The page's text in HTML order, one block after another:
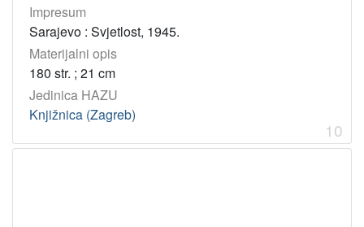
Impresum
Sarajevo : Svjetlost, 1945.
Materijalni opis
180 str. ; 21 cm
Jedinica HAZU
Knjižnica (Zagreb)
10